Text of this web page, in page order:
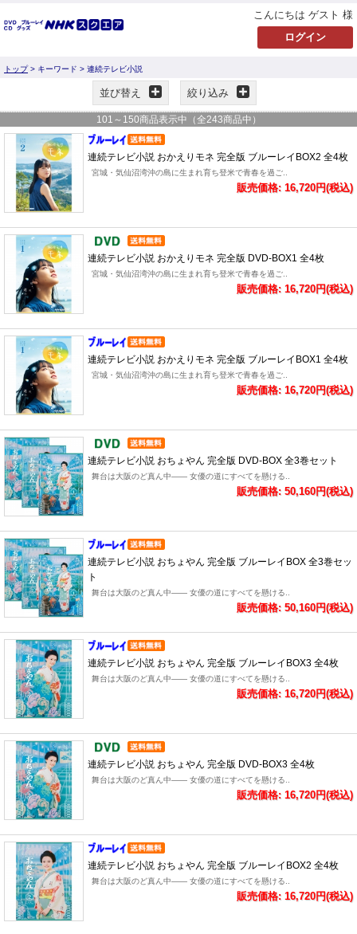
こんにちは ゲスト 様
トップ> キーワード > 連続テレビ小説
並び替え 絞り込み
101 ～ 150商品表示中（全243商品中）
連続テレビ小説 おかえりモネ 完全版 ブルーレイBOX2 全4枚
宮城・気仙沼湾沖の島に生まれ育ち登米で青春を過ご..
販売価格: 16,720円(税込)
連続テレビ小説 おかえりモネ 完全版 DVD-BOX1 全4枚
宮城・気仙沼湾沖の島に生まれ育ち登米で青春を過ご..
販売価格: 16,720円(税込)
連続テレビ小説 おかえりモネ 完全版 ブルーレイBOX1 全4枚
宮城・気仙沼湾沖の島に生まれ育ち登米で青春を過ご..
販売価格: 16,720円(税込)
連続テレビ小説 おちょやん 完全版 DVD-BOX 全3巻セット
舞台は大阪のど真ん中―― 女優の道にすべてを懸ける..
販売価格: 50,160円(税込)
連続テレビ小説 おちょやん 完全版 ブルーレイBOX 全3巻セッ
ト
舞台は大阪のど真ん中―― 女優の道にすべてを懸ける..
販売価格: 50,160円(税込)
連続テレビ小説 おちょやん 完全版 ブルーレイBOX3 全4枚
舞台は大阪のど真ん中―― 女優の道にすべてを懸ける..
販売価格: 16,720円(税込)
連続テレビ小説 おちょやん 完全版 DVD-BOX3 全4枚
舞台は大阪のど真ん中―― 女優の道にすべてを懸ける..
販売価格: 16,720円(税込)
連続テレビ小説 おちょやん 完全版 ブルーレイBOX2 全4枚
舞台は大阪のど真ん中―― 女優の道にすべてを懸ける..
販売価格: 16,720円(税込)